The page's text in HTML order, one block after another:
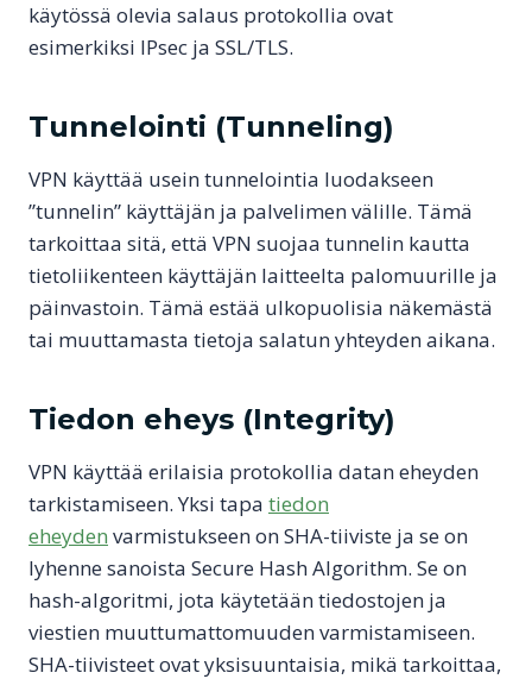
käytössä olevia salaus protokollia ovat
esimerkiksi IPsec ja SSL/TLS.
Tunnelointi (Tunneling)
VPN käyttää usein tunnelointia luodakseen
”tunnelin” käyttäjän ja palvelimen välille. Tämä
tarkoittaa sitä, että VPN suojaa tunnelin kautta
tietoliikenteen käyttäjän laitteelta palomuurille ja
päinvastoin. Tämä estää ulkopuolisia näkemästä
tai muuttamasta tietoja salatun yhteyden aikana.
Tiedon eheys (Integrity)
VPN käyttää erilaisia protokollia datan eheyden
tarkistamiseen. Yksi tapa tiedon
eheyden varmistukseen on SHA-tiiviste ja se on
lyhenne sanoista Secure Hash Algorithm. Se on
hash-algoritmi, jota käytetään tiedostojen ja
viestien muuttumattomuuden varmistamiseen.
SHA-tiivisteet ovat yksisuuntaisia, mikä tarkoittaa,